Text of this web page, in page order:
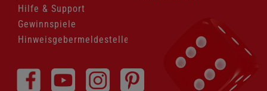
Hilfe & Support
Gewinnspiele
Hinweisgebermeldestelle
überspringen